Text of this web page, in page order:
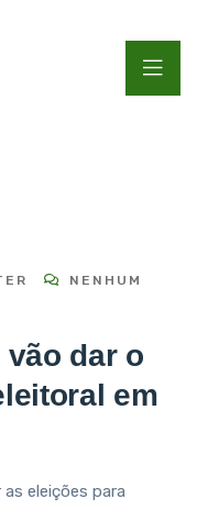
NENHUM
vão dar o
em
eleições para